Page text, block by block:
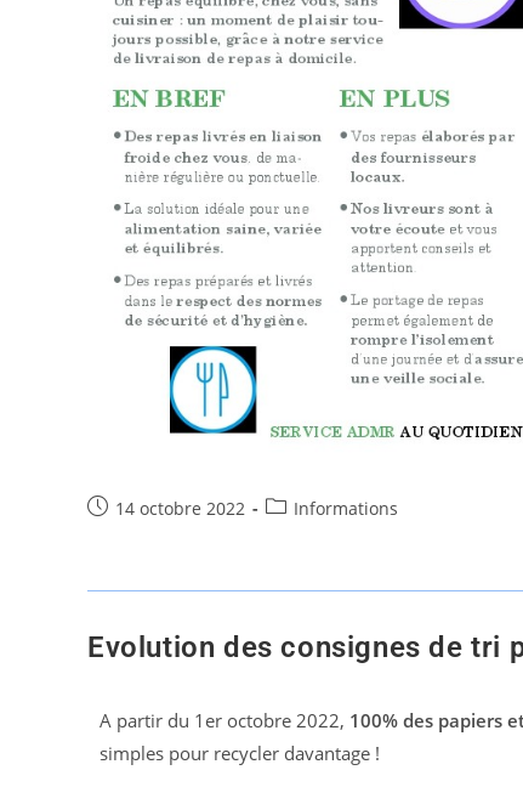
14 octobre 2022 Informations
Evolution des consignes de tri
A partir du 1er octobre 2022, 100% des papiers
simples pour recycler davantage !